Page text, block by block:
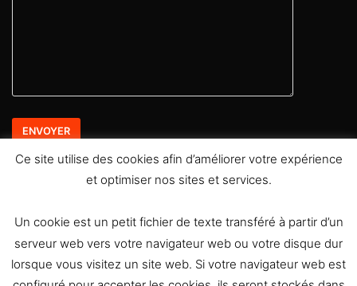
Ce site utilise des cookies afin d’améliorer votre expérience
et optimiser nos sites et services.
Un cookie est un petit fichier de texte transféré à partir d’un
serveur web vers votre navigateur web ou votre disque dur
lorsque vous visitez un site web. Si votre navigateur web est